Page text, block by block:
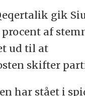
gik
procent af
ud til at
skifter
har stået i